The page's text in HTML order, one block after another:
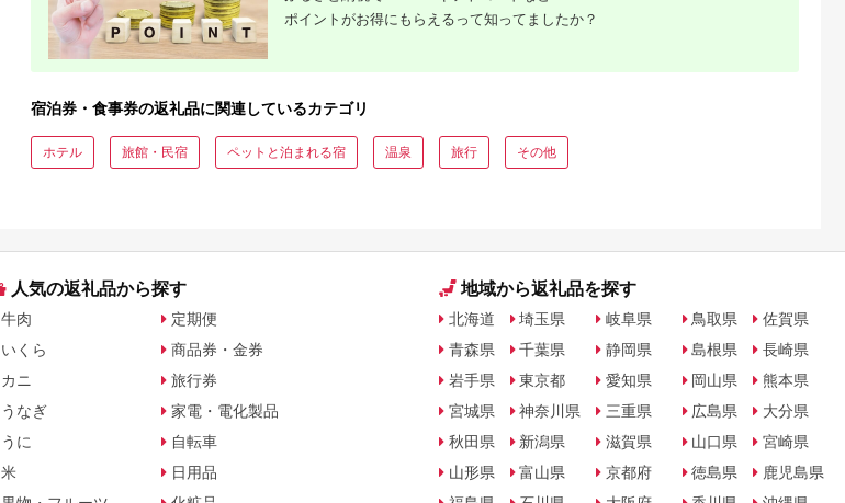
界 雲仙 ふるさと納
税宿泊ギフト券
リゾート】
5.0
寄付金額:50,000円
【BlueTarp】ランチ
お食事券(ペア) チケッ
5.0
寄付金額:14,000円
【先行受付】ゴルフク
ラブ購入補助券
C701_(都城市) ゴルフ
ゴルフクラブ ダンロ
ハイブリッド ウエッ
5.0
寄付金額:1,000,000円
さと感謝券（3,000円
5.0
寄付金額:10,000円
ポイントがお得にもらえるって知ってましたか？
宿泊券・食事券の返礼品に関連しているカテゴリ
ホテル 旅館・民宿 ペットと泊まれる宿 温泉 旅行 その他
人気の返礼品から探す
牛肉
いくら
カニ
うなぎ
うに
米
定期便
商品券・金券
旅行券
家電・電化製品
自転車
日用品
地域から返礼品を探す
北海道
青森県
岩手県
宮城県
秋田県
山形県
埼玉県
千葉県
東京都
神奈川県
新潟県
富山県
岐阜県
静岡県
愛知県
三重県
滋賀県
京都府
鳥取県
島根県
岡山県
広島県
山口県
徳島県
佐賀県
長崎県
熊本県
大分県
宮崎県
鹿児島県